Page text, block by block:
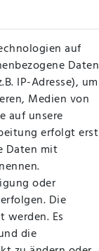
Sie
auf
eine solide
auf
Daten
IP-Adresse), um
Medien von
auf unsere
erfolgt erst
Daten mit
oder
Die
Es
die